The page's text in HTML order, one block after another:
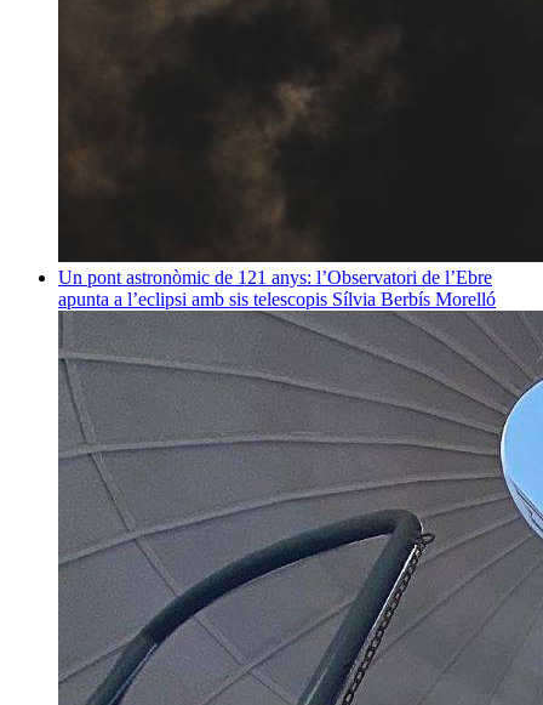
Un pont astronòmic de 121 anys: l’Observatori de l’Ebre
apunta a l’eclipsi amb sis telescopis Sílvia Berbís Morelló